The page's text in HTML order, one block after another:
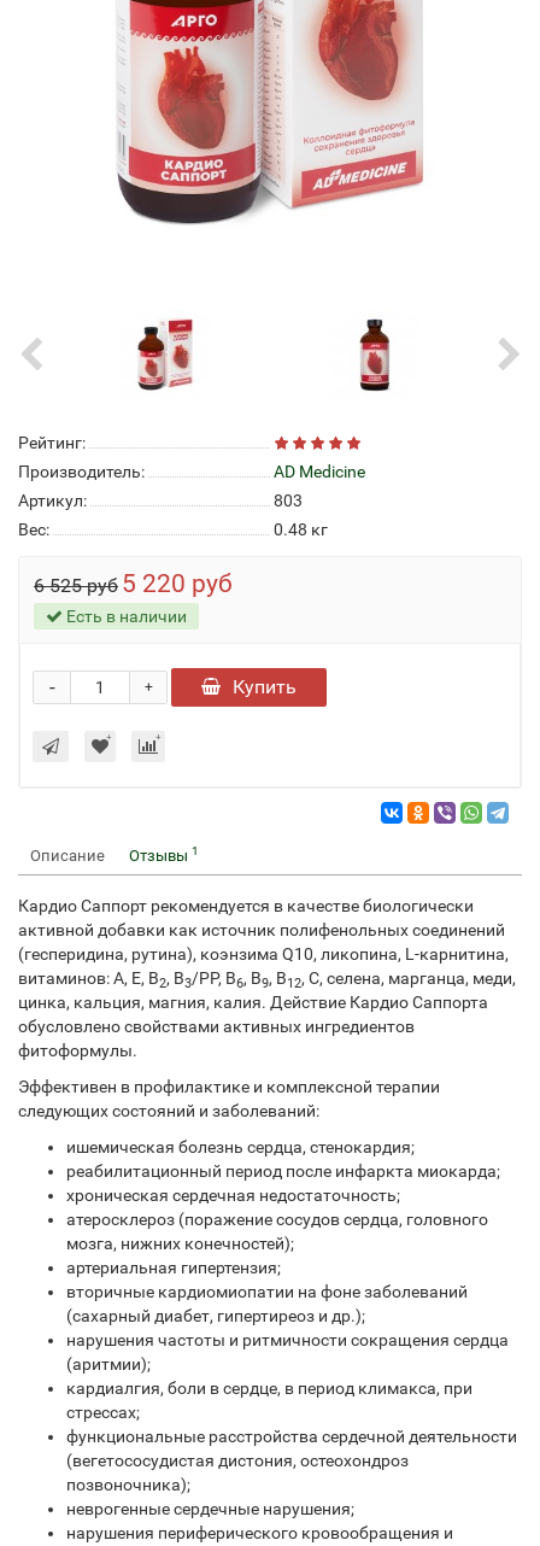
Рейтинг:
Производитель:
AD Medicine
Артикул:
803
Вес:
0.48 кг
6 525 руб 5 220 руб
Есть в наличии
+
- Купить
Описание Отзывы 1
Кардио Саппорт рекомендуется в качестве биологически
активной добавки как источник полифенольных соединений
(гесперидина, рутина), коэнзима Q10, ликопина, L-карнитина,
витаминов: А, Е, В2, В3/PP, В6, В9, В12, С, селена, марганца, меди,
цинка, кальция, магния, калия. Действие Кардио Саппорта
обусловлено свойствами активных ингредиентов
фитоформулы.
Эффективен в профилактике и комплексной терапии
следующих состояний и заболеваний:
ишемическая болезнь сердца, стенокардия;
реабилитационный период после инфаркта миокарда;
хроническая сердечная недостаточность;
атеросклероз (поражение сосудов сердца, головного
мозга, нижних конечностей);
артериальная гипертензия;
вторичные кардиомиопатии на фоне заболеваний
(сахарный диабет, гипертиреоз и др.);
нарушения частоты и ритмичности сокращения сердца
(аритмии);
кардиалгия, боли в сердце, в период климакса, при
стрессах;
функциональные расстройства сердечной деятельности
(вегетососудистая дистония, остеохондроз
позвоночника);
неврогенные сердечные нарушения;
нарушения периферического кровообращения и